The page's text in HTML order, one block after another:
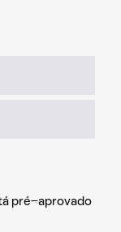
pré-aprovado